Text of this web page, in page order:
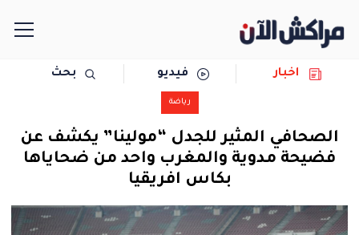
سياسة
رياضة
اخبار فيديو بحث
رياضة
الصحافي المثير للجدل “مولينا” يكشف عن
فضيحة مدوية والمغرب واحد من ضحاياها
بكاس افريقيا